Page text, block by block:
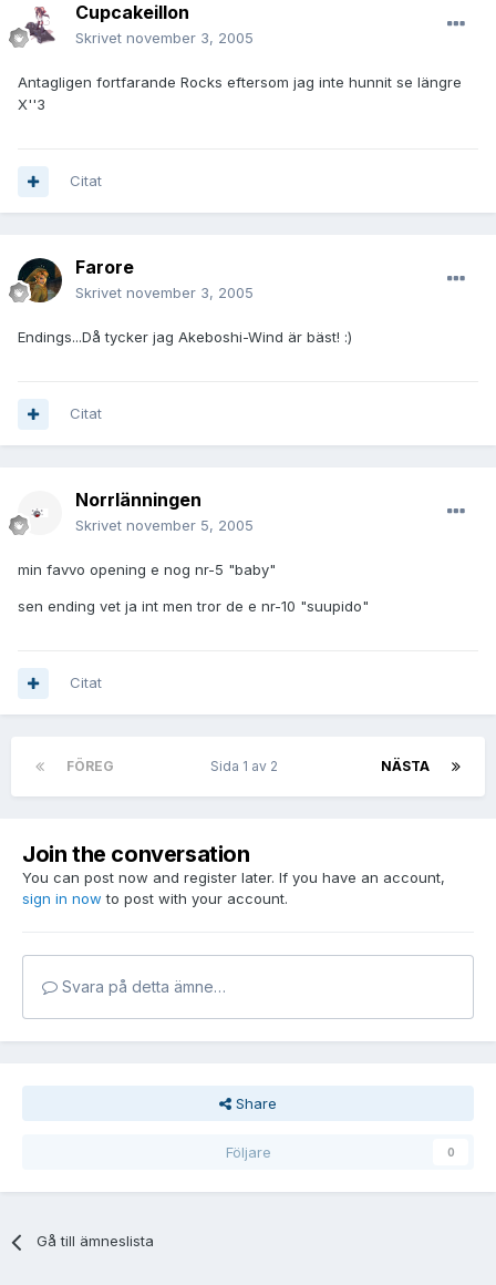
Cupcakeillon
Skrivet november 3, 2005
Antagligen fortfarande Rocks eftersom jag inte hunnit se längre
X''3
Citat
Farore
Skrivet november 3, 2005
Endings...Då tycker jag Akeboshi-Wind är bäst! :)
Citat
Norrlänningen
Skrivet november 5, 2005
min favvo opening e nog nr-5 "baby"
sen ending vet ja int men tror de e nr-10 "suupido"
Citat
FÖREG NÄSTA
Sida 1 av 2
Join the conversation
You can post now and register later. If you have an account,
sign in now to post with your account.
Svara på detta ämne…
Share
Följare 0
Gå till ämneslista